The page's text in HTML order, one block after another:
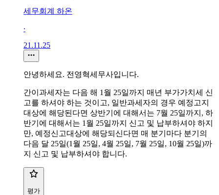
세무회계 하온
∙
21.11.25
안녕하세요. 전영혁세무사입니다.
간이과세자는 다음 해 1월 25일까지 매년 부가가치세 신
고를 하셔야 하는 것이고, 일반과세자의 경우 예정고지
대상에 해당된다면 상반기에 대해서는 7월 25일까지, 하
반기에 대해서는 1월 25일까지 신고 및 납부하셔야 하지
만, 예정신고대상에 해당되신다면 매 분기마다 분기의
다음 달 25일(1월 25일, 4월 25일, 7월 25일, 10월 25일)까
지 신고 및 납부하셔야 합니다.
평가